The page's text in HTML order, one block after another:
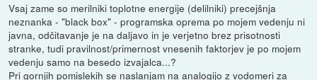
Vsaj zame so merilniki toplotne energije (delilniki) precejšnja
neznanka - "black box" - programska oprema po mojem vedenju ni
javna, odčitavanje je na daljavo in je verjetno brez prisotnosti
stranke, tudi pravilnost/primernost vnesenih faktorjev je po mojem
vedenju samo na besedo izvajalca...?
Pri gornjih pomislekih se naslanjam na analogijo z vodomeri za